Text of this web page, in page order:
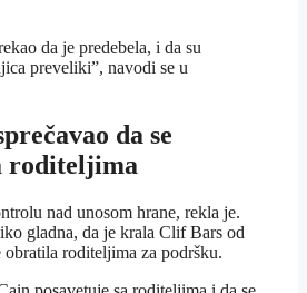
da je predebela, i da su
preveliki”, navodi se u
da se
roditeljima
nad unosom hrane, rekla je.
gladna, da je krala Clif Bars od
obratila roditeljima za podršku.